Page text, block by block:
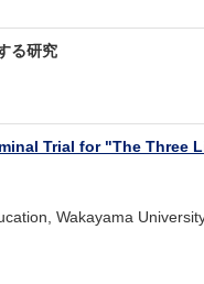
る研究
Trial for "The
Wakayama